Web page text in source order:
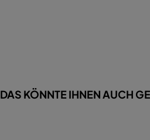
DAS KÖNNTE IHNEN AUCH